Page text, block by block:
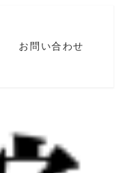
お問い合わせ